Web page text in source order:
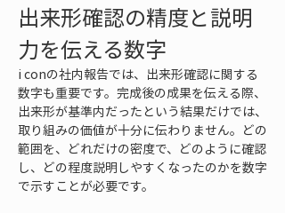
出来形確認の精度と説明
力を伝える数字
i conの社内報告では、出来形確認に関する
数字も重要です。完成後の成果を伝える際、
出来形が基準内だったという結果だけでは、
取り組みの価値が十分に伝わりません。どの
範囲を、どれだけの密度で、どのように確認
し、どの程度説明しやすくなったのかを数字
で示すことが必要です。